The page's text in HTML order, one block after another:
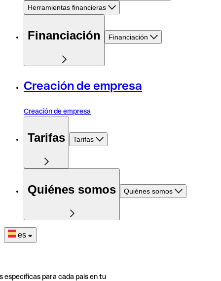
Herramientas financieras
Financiación Financiación
Creación de empresa
Creación de empresa
Tarifas Tarifas
Quiénes somos Quiénes somos
es
específicas para cada país en tu